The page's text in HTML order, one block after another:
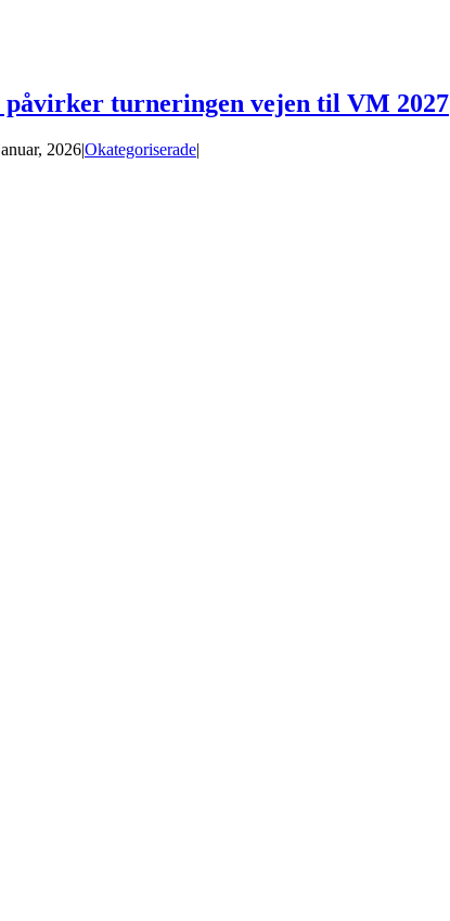
turneringen vejen til VM 2027
2026|Okategoriserade|